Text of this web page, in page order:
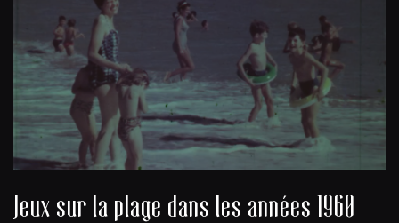
Jeux sur la plage dans les années 1960